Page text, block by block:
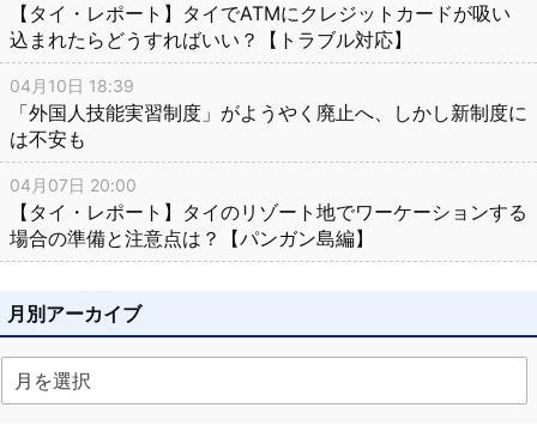
【タイ・レポート】タイでATMにクレジットカードが吸い
込まれたらどうすればいい？【トラブル対応】
04月10日 18:39
「外国人技能実習制度」がようやく廃止へ、しかし新制度に
は不安も
04月07日 20:00
【タイ・レポート】タイのリゾート地でワーケーションする
場合の準備と注意点は？【パンガン島編】
月別アーカイブ